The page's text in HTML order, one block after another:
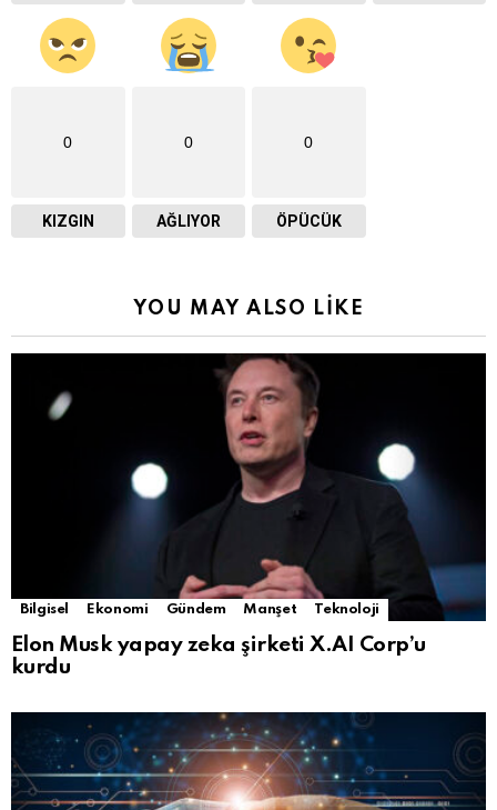
0
KIZGIN
0
AĞLIYOR
0
ÖPÜCÜK
YOU MAY ALSO LIKE
Bilgisel Ekonomi Gündem Manşet Teknoloji
Elon Musk yapay zeka şirketi X.AI Corp’u
kurdu